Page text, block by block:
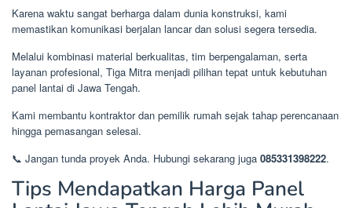
Karena waktu sangat berharga dalam dunia konstruksi, kami
memastikan komunikasi berjalan lancar dan solusi segera tersedia.
Melalui kombinasi material berkualitas, tim berpengalaman, serta
layanan profesional, Tiga Mitra menjadi pilihan tepat untuk kebutuhan
panel lantai di Jawa Tengah.
Kami membantu kontraktor dan pemilik rumah sejak tahap perencanaan
hingga pemasangan selesai.
📞 Jangan tunda proyek Anda. Hubungi sekarang juga 085331398222.
Tips Mendapatkan Harga Panel